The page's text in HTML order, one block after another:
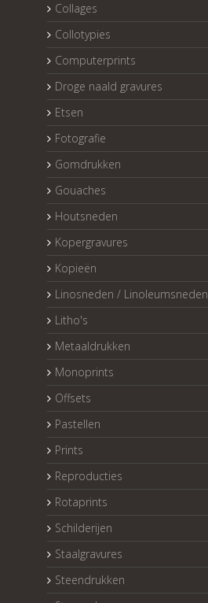
Collages
Collotypies
Computerprints
Droge naald gravures
Etsen
Fotografie
Gomdrukken
Gouaches
Houtsneden
Kopergravures
Kopieën
Linosneden / Linoleumsneden
Litho's
Metaaldrukken
Monoprints
Offsets
Pastellen
Prints
Reproducties
Rotaprints
Schilderijen
Staalgravures
Steendrukken